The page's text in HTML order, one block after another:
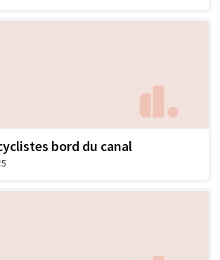
bord du canal
5